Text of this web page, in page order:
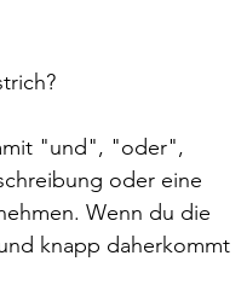
"und", "oder",
oder eine
Wenn du die
knapp daherkommt